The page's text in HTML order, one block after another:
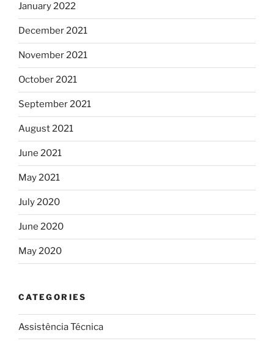
January 2022
December 2021
November 2021
October 2021
September 2021
August 2021
June 2021
May 2021
July 2020
June 2020
May 2020
CATEGORIES
Assistência Técnica